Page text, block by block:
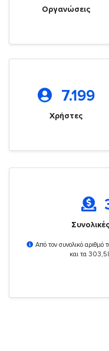
Οργανώσεις
7.199
Χρήστες
Από τον συνολικό
και τα